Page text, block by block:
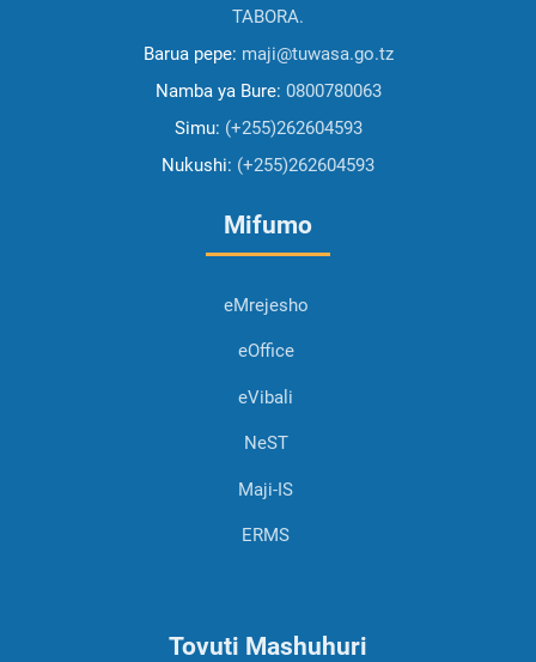
TABORA.
Barua pepe: maji@tuwasa.go.tz
Namba ya Bure: 0800780063
Simu: (+255)262604593
Nukushi: (+255)262604593
Mifumo
eMrejesho
eOffice
eVibali
NeST
Maji-IS
ERMS
Tovuti Mashuhuri